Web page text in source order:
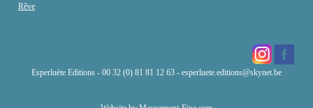
Rêve
Esperluète Editions - 00 32 (0) 81 81 12 63 - esperluete.editions@skynet.be